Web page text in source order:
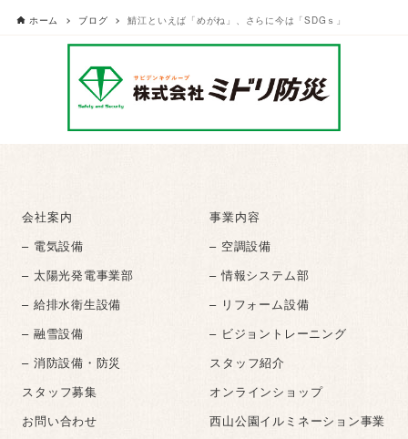
ホーム ブログ 鯖江といえば「めがね」、さらに今は「SDGｓ」
会社案内
事業内容
– 電気設備
– 空調設備
– 太陽光発電事業部
– 情報システム部
– 給排水衛生設備
– リフォーム設備
– 融雪設備
– ビジョントレーニング
– 消防設備・防災
スタッフ紹介
スタッフ募集
オンラインショップ
お問い合わせ
西山公園イルミネーション事業